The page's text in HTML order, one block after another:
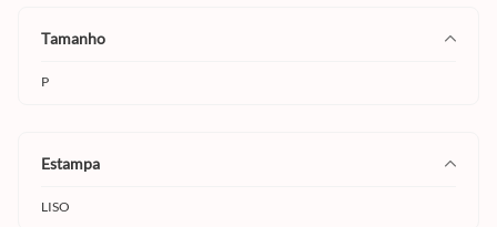
tamanho
P
estampa
LISO